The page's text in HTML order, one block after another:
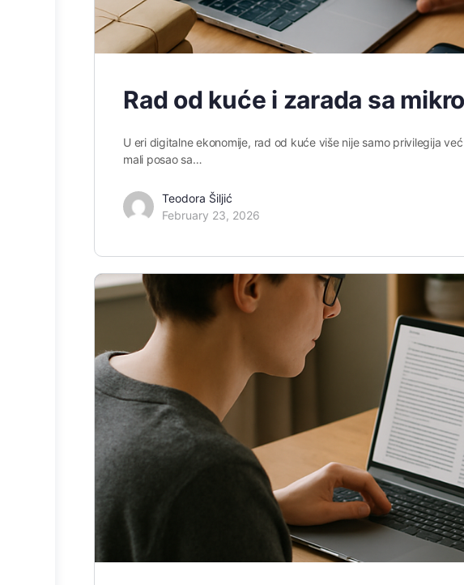
Rad od kuće i zarada sa
U eri digitalne ekonomije, rad od kuće više nije samo privilegija
mali posao sa…
Teodora Šiljić
February 23, 2026